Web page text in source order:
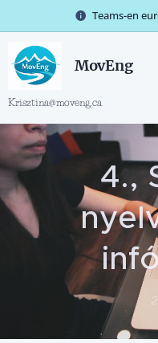
Teams-en
MovEng
Krisztina@moveng.ca
4.,